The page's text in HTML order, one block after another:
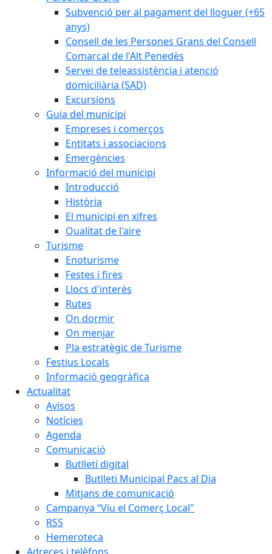
Subvenció per al pagament del lloguer (+65
anys)
Consell de les Persones Grans del Consell
Comarcal de l'Alt Penedès
Servei de teleassistència i atenció
domiciliària (SAD)
Excursions
Guia del municipi
Empreses i comerços
Entitats i associacions
Emergències
Informació del municipi
Introducció
Història
El municipi en xifres
Qualitat de l'aire
Turisme
Enoturisme
Festes i fires
Llocs d'interès
Rutes
On dormir
On menjar
Pla estratègic de Turisme
Festius Locals
Informació geogràfica
Actualitat
Avisos
Notícies
Agenda
Comunicació
Butlletí digital
Butlleti Municipal Pacs al Dia
Mitjans de comunicació
Campanya “Viu el Comerç Local"
RSS
Hemeroteca